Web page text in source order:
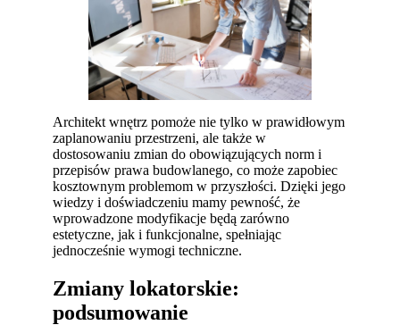
Architekt wnętrz pomoże nie tylko w prawidłowym
zaplanowaniu przestrzeni, ale także w
dostosowaniu zmian do obowiązujących norm i
przepisów prawa budowlanego, co może zapobiec
kosztownym problemom w przyszłości. Dzięki jego
wiedzy i doświadczeniu mamy pewność, że
wprowadzone modyfikacje będą zarówno
estetyczne, jak i funkcjonalne, spełniając
jednocześnie wymogi techniczne.
Zmiany lokatorskie:
podsumowanie